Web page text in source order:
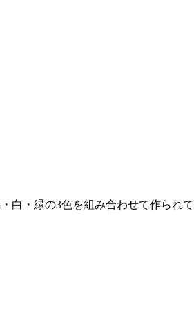
白・緑の3色を組み合わせて作られ